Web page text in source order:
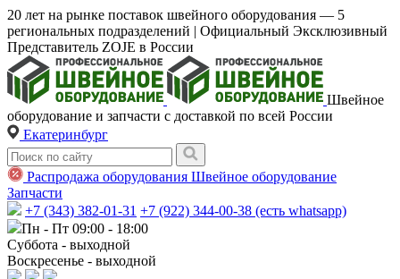
20 лет на рынке поставок швейного оборудования — 5
региональных подразделений | Официальный Эксклюзивный
Представитель ZOJE в России
Швейное
оборудование и запчасти с доставкой по всей России
Екатеринбург
Распродажа оборудования Швейное оборудование
Запчасти
+7 (343) 382-01-31 +7 (922) 344-00-38 (есть whatsapp)
Пн - Пт 09:00 - 18:00
Суббота - выходной
Воскресенье - выходной